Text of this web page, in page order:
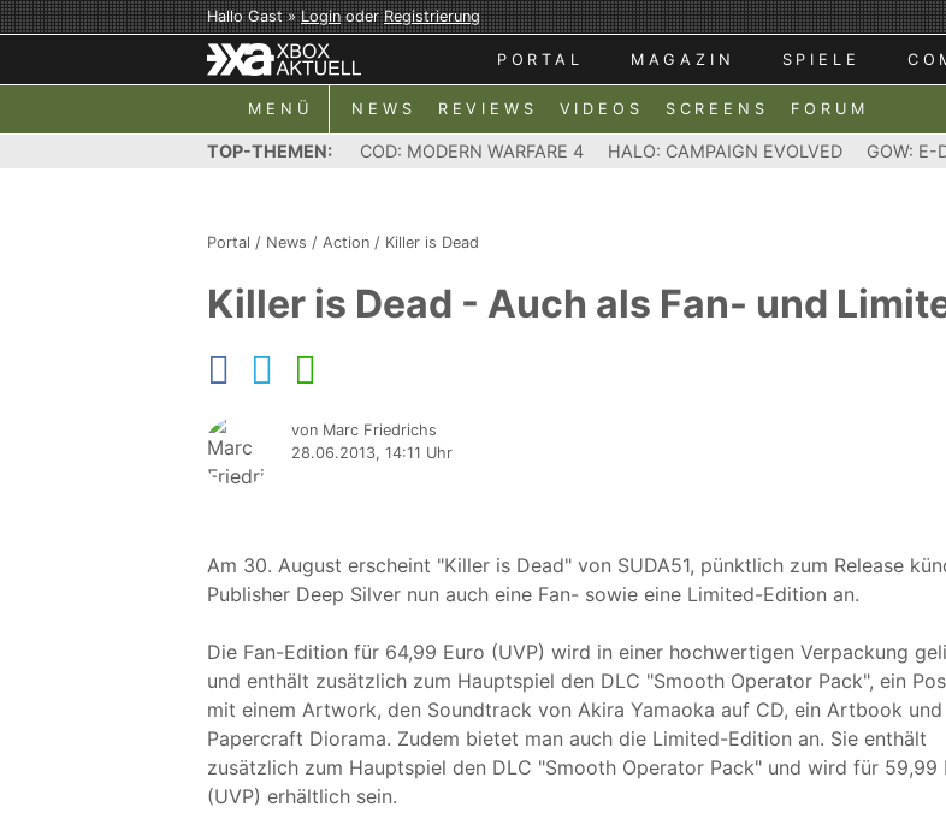
Hallo Gast »LoginoderRegistrierung
PORTAL MAGAZIN SPIELE
MENÜ NEWS REVIEWS VIDEOS SCREENS FORUM
TOP-THEMEN: COD: MODERN WARFARE 4 HALO: CAMPAIGN EVOLVED GOW: E-
Portal / News / Action / Killer is Dead
Killer is Dead - Auch als Fan- und
von Marc Friedrichs
28.06.2013, 14:11 Uhr
Am 30. August erscheint "Killer is Dead" von SUDA51, pünktlich zum Release
Publisher Deep Silver nun auch eine Fan- sowie eine Limited-Edition an.
Die Fan-Edition für 64,99 Euro (UVP) wird in einer hochwertigen Verpackung
und enthält zusätzlich zum Hauptspiel den DLC "Smooth Operator Pack", ein
mit einem Artwork, den Soundtrack von Akira Yamaoka auf CD, ein Artbook und
Papercraft Diorama. Zudem bietet man auch die Limited-Edition an. Sie enthält
zusätzlich zum Hauptspiel den DLC "Smooth Operator Pack" und wird für 59,99
(UVP) erhältlich sein.